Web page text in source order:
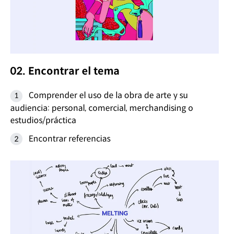
02. Encontrar el tema
Comprender el uso de la obra de arte y su
audiencia: personal, comercial, merchandising o
estudios/práctica
Encontrar referencias